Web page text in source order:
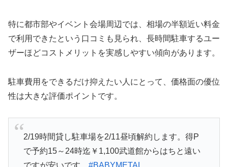
特に都市部やイベント会場周辺では、相場の半額近い料金
で利用できたという口コミも見られ、長時間駐車するユー
ザーほどコストメリットを実感しやすい傾向があります。
駐車費用をできるだけ抑えたい人にとって、価格面の優位
性は大きな評価ポイントです。
2/19時間貸し駐車場を2/11昼頃解約します。得P
で予約15～24時迄￥1,100武道館からはちと遠い
ですが安いです。 #BABYMETAL